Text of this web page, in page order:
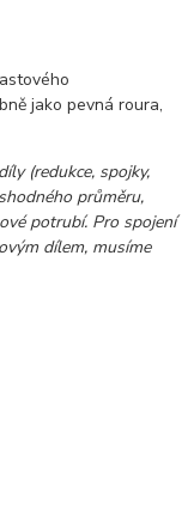
jako pevná roura,
(redukce, spojky,
průměru,
potrubí. Pro spojení
dílem, musíme